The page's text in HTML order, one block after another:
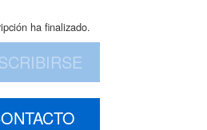
ha finalizado.